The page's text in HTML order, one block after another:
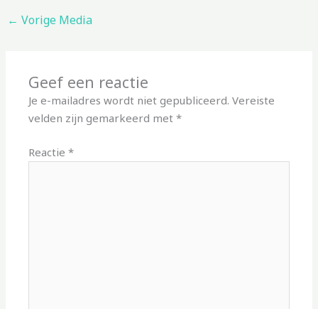
← Vorige Media
Geef een reactie
Je e-mailadres wordt niet gepubliceerd. Vereiste
velden zijn gemarkeerd met*
Reactie*